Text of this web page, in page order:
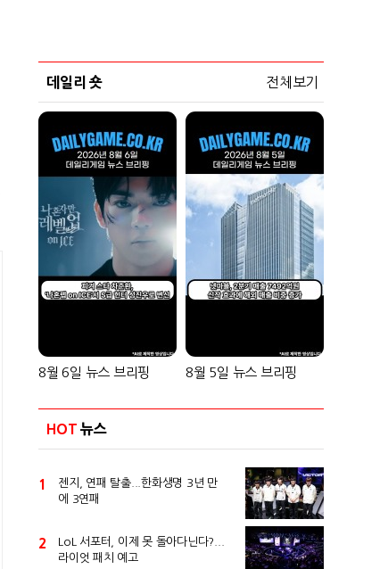
데일리 숏 전체보기
8월 6일 뉴스 브리핑 8월 5일 뉴스 브리핑
HOT 뉴스
1
젠지, 연패 탈출...한화생명 3년 만
에 3연패
2
LoL 서포터, 이제 못 돌아다닌다?...
라이엇 패치 예고